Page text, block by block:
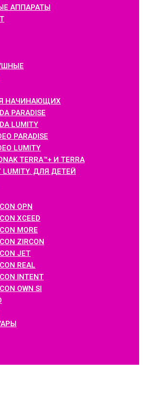
АППАРАТЫ
НАЧИНАЮЩИХ
PARADISE
LUMITY
PARADISE
LUMITY
TERRA™+ И TERRA
LUMITY. ДЛЯ ДЕТЕЙ
OPN
XCEED
MORE
ZIRCON
JET
REAL
INTENT
OWN SI